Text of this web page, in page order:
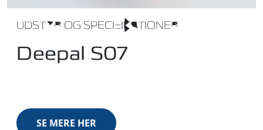
UDSTYR OG SPECIFIKATIONER
Deepal S07
SE MERE HER